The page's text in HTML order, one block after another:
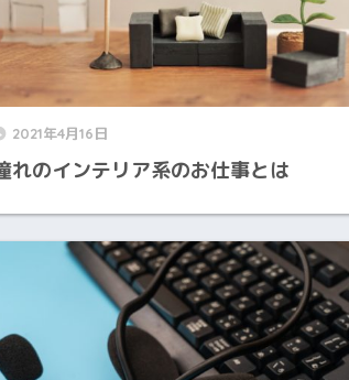
2021年4月16日
れのインテリア系のお仕事とは